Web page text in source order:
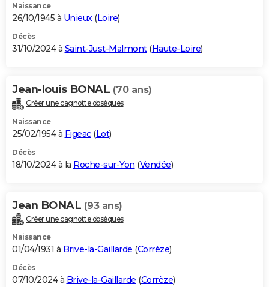
Naissance
26/10/1945 à Unieux(Loire)
Décès
31/10/2024 à Saint-Just-Malmont(Haute-Loire)
Jean-louis BONAL (70 ans)
Créer une cagnotte obsèques
Naissance
25/02/1954 à Figeac(Lot)
Décès
18/10/2024 à la Roche-sur-Yon (Vendée)
Jean BONAL (93 ans)
Créer une cagnotte obsèques
Naissance
01/04/1931 à Brive-la-Gaillarde (Corrèze)
Décès
07/10/2024 à Brive-la-Gaillarde (Corrèze)